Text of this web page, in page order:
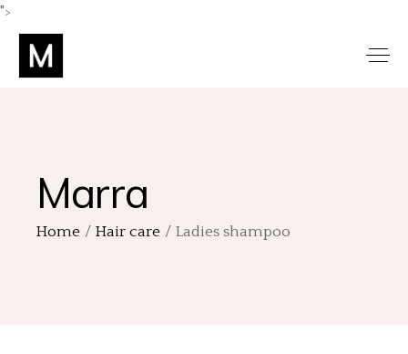
">
Marra
Home Hair care Ladies shampoo